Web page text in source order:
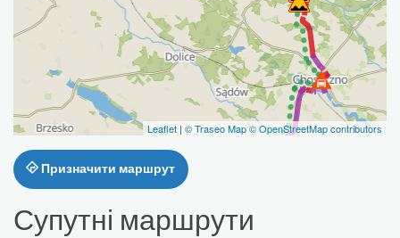
Leaflet | © Traseo Map© OpenStreetMap contributors
Призначити маршрут
Супутні маршрути